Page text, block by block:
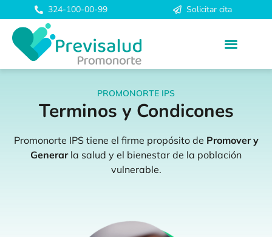
324-100-00-99 Solicitar cita
PROMONORTE IPS
Terminos y Condicones
Promonorte IPS tiene el firme propósito de Promover y
Generar la salud y el bienestar de la población
vulnerable.